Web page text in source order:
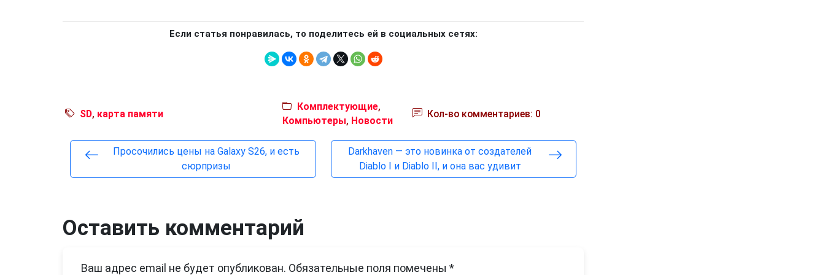
Если статья понравилась, то поделитесь ей в социальных сетях:
SD, карта памяти
Комплектующие,
Компьютеры, Новости
Кол-во комментариев: 0
Просочились цены на Galaxy S26, и есть
сюрпризы
Darkhaven — это новинка от создателей
Diablo I и Diablo II, и она вас удивит
Оставить комментарий
Ваш адрес email не будет опубликован. Обязательные поля помечены *